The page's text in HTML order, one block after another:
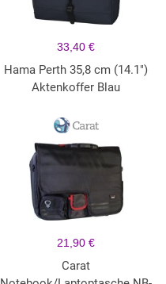
33,40 €
Hama Perth 35,8 cm (14.1")
Aktenkoffer Blau
21,90 €
Carat